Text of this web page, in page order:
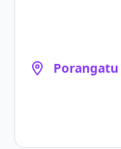
Porangatu